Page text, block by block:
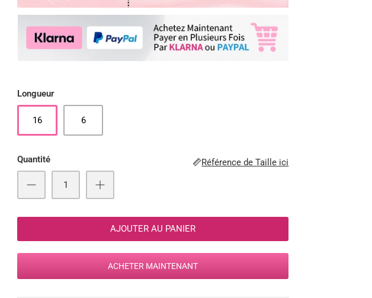
Longueur
16 6
Quantité Référence de Taille ici
AJOUTER AU PANIER
ACHETER MAINTENANT